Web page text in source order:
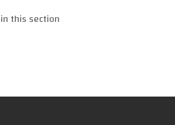
this section